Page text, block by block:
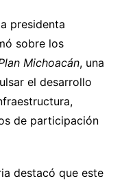
presidenta
sobre los
Michoacán, una
el desarrollo
de participación
destacó que este